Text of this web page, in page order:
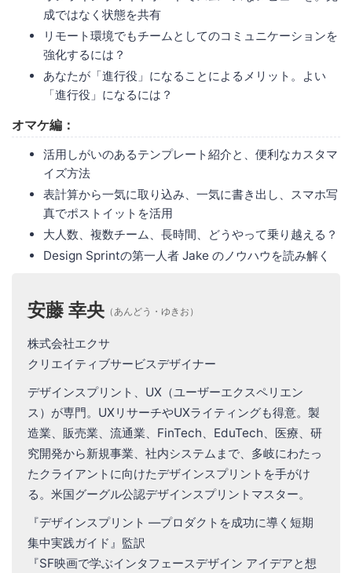
成ではなく状態を共有
リモート環境でもチームとしてのコミュニケーションを
強化するには？
あなたが「進行役」になることによるメリット。よい
「進行役」になるには？
オマケ編：
活用しがいのあるテンプレート紹介と、便利なカスタマ
イズ方法
表計算から一気に取り込み、一気に書き出し、スマホ写
真でポストイットを活用
大人数、複数チーム、長時間、どうやって乗り越える？
Design Sprintの第一人者 Jake のノウハウを読み解く
安藤 幸央 （あんどう・ゆきお）
株式会社エクサ
クリエイティブサービスデザイナー
デザインスプリント、UX（ユーザーエクスペリエン
ス）が専門。UXリサーチやUXライティングも得意。製
造業、販売業、流通業、FinTech、EduTech、医療、研
究開発から新規事業、社内システムまで、多岐にわたっ
たクライアントに向けたデザインスプリントを手がけ
る。米国グーグル公認デザインスプリントマスター。
『デザインスプリント ―プロダクトを成功に導く短期
集中実践ガイド』監訳
『SF映画で学ぶインタフェースデザイン アイデアと想